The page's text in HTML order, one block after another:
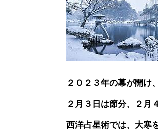
２０２３年の幕が開け
２月３日は節分、２月
西洋占星術では、大寒